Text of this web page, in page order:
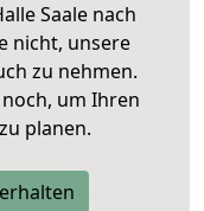
Saale nach
nicht, unsere
zu nehmen.
um Ihren
zu planen.